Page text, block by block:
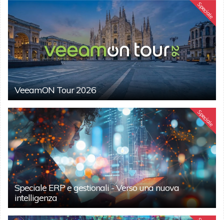
Speciale
VeeamON Tour 2026
Speciale
Speciale ERP e gestionali - Verso una nuova
intelligenza